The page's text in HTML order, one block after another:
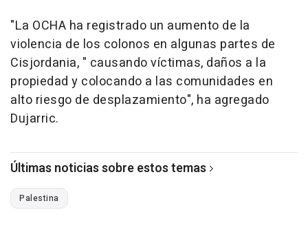
"La OCHA ha registrado un aumento de la
violencia de los colonos en algunas partes de
Cisjordania, " causando víctimas, daños a la
propiedad y colocando a las comunidades en
alto riesgo de desplazamiento", ha agregado
Dujarric.
Últimas noticias sobre estos temas
Palestina